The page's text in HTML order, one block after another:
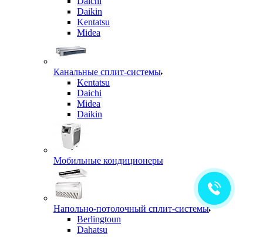
Daikin
Kentatsu
Midea
Канальные сплит-системы
Kentatsu
Daichi
Midea
Daikin
Мобильные кондиционеры
Напольно-потолочный сплит-системы
Berlingtoun
Dahatsu